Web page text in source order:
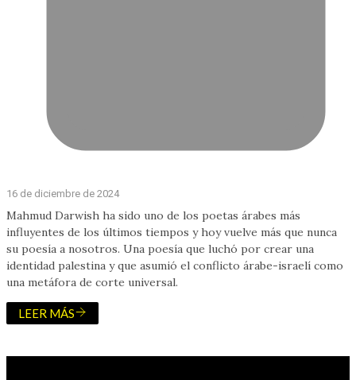
16 de diciembre de 2024
Mahmud Darwish ha sido uno de los poetas árabes más
influyentes de los últimos tiempos y hoy vuelve más que nunca
su poesía a nosotros. Una poesía que luchó por crear una
identidad palestina y que asumió el conflicto árabe-israelí como
una metáfora de corte universal.
LEER MÁS